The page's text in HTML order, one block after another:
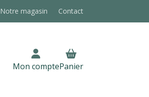
Notre magasin Contact
Mon comptePanier